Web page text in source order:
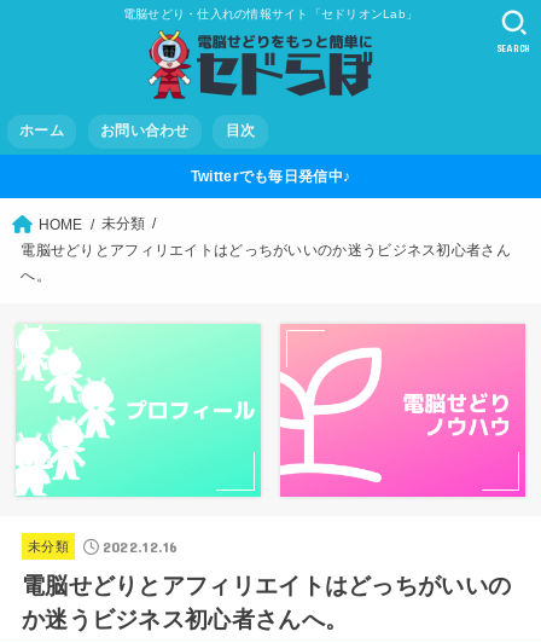
電脳せどり・仕入れの情報サイト「セドリオンLab」
ホーム お問い合わせ 目次
SEARCH
Twitterでも毎日発信中♪
HOME
未分類
電脳せどりとアフィリエイトはどっちがいいのか迷うビジネス初心者さん
へ。
未分類 2022.12.16
電脳せどりとアフィリエイトはどっちがいいの
か迷うビジネス初心者さんへ。